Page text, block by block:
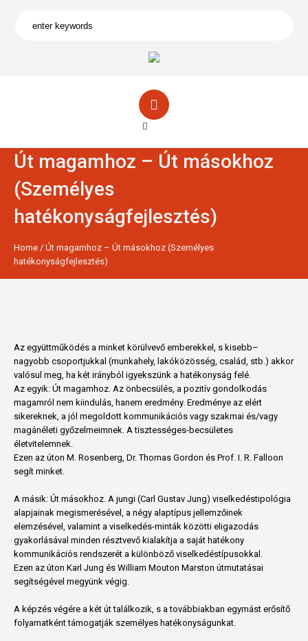
Út magamhoz – Út másokhoz
(Személyes
hatékonyságfejlesztés)
Home / Út magamhoz – Út másokhoz (Személyes
hatékonyságfejlesztés)
Az együttműködés a minket körülvevő emberekkel, s kisebb–
nagyobb csoportjukkal (munkahely, lakóközösség, család, stb.) akkor
valósul meg, ha két irányból igyekszünk a hatékonyság felé.
Az egyik: Út magamhoz. Az önbecsülés, a pozitív gondolkodás
magamról nem kiindulás, hanem eredmény. Eredménye az elért
sikereknek, a jól megoldott kommunikációs vagy szakmai és/vagy
magánéleti győzelmeimnek. A tisztességes-becsületes
életvitelemnek.
Ezen az úton M. Rosenberg, Dr. Thomas Gordon és Prof. I. R. Falloon
segít minket.
A másik: Út másokhoz. A jungi (Carl Gustav Jung) viselkedéstipológia
alapjainak megismerésével, a négy alaptípus jellemzőinek
elemzésével, valamint a viselkedés-minták közötti eligazodás
gyakorlásával minden résztvevő kialakítja a saját hatékony
kommunikációs rendszerét a különböző viselkedéstípusokkal.
Ezen az úton Karl Jung és William Mouton Marston útmutatásai
segítségével megyünk végig.
A képzés végére a két út találkozik, s a továbbiakban egymást erősítő
folyamatként támogatják személyes hatékonyságunkat.